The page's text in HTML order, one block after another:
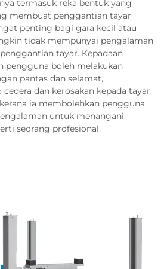
termasuk reka bentuk yang
membuat penggantian tayar
penting bagi gara kecil atau
tidak mempunyai pengalaman
tayar. Kepadaan
pengguna boleh melakukan
pantas dan selamat,
dan kerosakan kepada tayar.
ia membolehkan pengguna
untuk menangani
seorang profesional.